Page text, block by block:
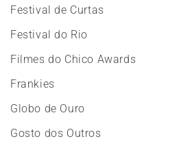
Festival de Curtas
Festival do Rio
Filmes do Chico Awards
Frankies
Globo de Ouro
Gosto dos Outros